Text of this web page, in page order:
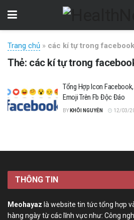
Trang chủ » các kí tự trong facebook
Thẻ: các kí tự trong
Tổng Hợp Icon
Emoji Trên Fb Độc Đáo
BY KHÔI NGUYỄN 12/03/
THÔNG TIN
Meohayaz là website tin tức tổng hợp
hàng ngày từ các lĩnh vực như: Công